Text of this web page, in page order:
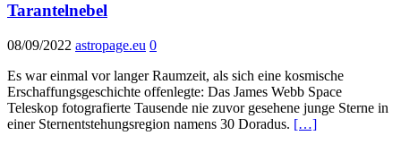
Tarantelnebel
08/09/2022 astropage.eu 0
Es war einmal vor langer Raumzeit, als sich eine kosmische
Erschaffungsgeschichte offenlegte: Das James Webb Space
Teleskop fotografierte Tausende nie zuvor gesehene junge Sterne in
einer Sternentstehungsregion namens 30 Doradus. […]